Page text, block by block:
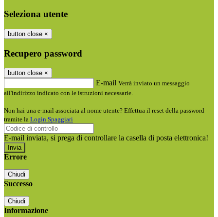
Seleziona utente
button close ×
Recupero password
button close ×
E-mail Verrà inviato un messaggio
all'indirizzo indicato con le istruzioni necessarie.
Non hai una e-mail associata al nome utente? Effettua il reset della password
tramite la Login Spaggiari
E-mail inviata, si prega di controllare la casella di posta elettronica!
Errore
Chiudi
Successo
Chiudi
Informazione